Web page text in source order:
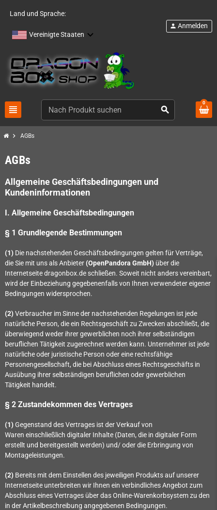
Land und Sprache:
Vereinigte Staaten
view_headline search
person Anmelden
0
chevron_right AGBs
AGBs
Allgemeine Geschäftsbedingungen und
Kundeninformationen
I. Allgemeine Geschäftsbedingungen
§ 1 Grundlegende Bestimmungen
(1) Die nachstehenden Geschäftsbedingungen gelten für Verträge,
die Sie mit uns als Anbieter (OpenPandora GmbH) über die
Internetseite dragonbox.de schließen. Soweit nicht anders vereinbart,
wird der Einbeziehung gegebenenfalls von Ihnen verwendeter eigener
Bedingungen widersprochen.
(2) Verbraucher im Sinne der nachstehenden Regelungen ist jede
natürliche Person, die ein Rechtsgeschäft zu Zwecken abschließt, die
überwiegend weder ihrer gewerblichen noch ihrer selbständigen
beruflichen Tätigkeit zugerechnet werden kann. Unternehmer ist jede
natürliche oder juristische Person oder eine rechtsfähige
Personengesellschaft, die bei Abschluss eines Rechtsgeschäfts in
Ausübung ihrer selbständigen beruflichen oder gewerblichen
Tätigkeit handelt.
§ 2 Zustandekommen des Vertrages
(1) Gegenstand des Vertrages ist der Verkauf von
Waren einschließlich digitaler Inhalte (Daten, die in digitaler Form
erstellt und bereitgestellt werden) und/ oder die Erbringung von
Montageleistungen.
(2) Bereits mit dem Einstellen des jeweiligen Produkts auf unserer
Internetseite unterbreiten wir Ihnen ein verbindliches Angebot zum
Abschluss eines Vertrages über das Online-Warenkorbsystem zu den
in der Artikelbeschreibung angegebenen Bedingungen.